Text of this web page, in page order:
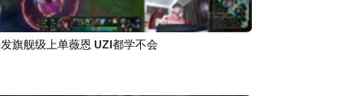
旗舰级上单薇恩 UZI都学不会